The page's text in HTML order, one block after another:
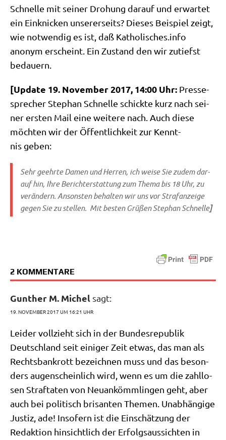
Schnel­le mit sei­ner Dro­hung dar­auf und erwar­tet
ein Ein­knicken unse­rer­seits? Die­ses Bei­spiel zeigt,
wie not­wen­dig es ist, daß Katho​li​sches​.info
anonym erscheint. Ein Zustand den wir zutiefst
bedauern.
[Update 19. Novem­ber 2017, 14:00 Uhr: Pres­se­
spre­cher Ste­phan Schnel­le schick­te kurz nach sei­
ner ersten Mail eine wei­te­re nach. Auch die­se
möch­ten wir der Öffent­lich­keit zur Kennt­
nis geben:
Sehr geehr­te Damen und Her­ren, ich wei­se Sie zudem dar­
auf hin, Ihre Bericht­erstat­tung zum The­ma bis 18 Uhr, zu
ver­än­dern. Anson­sten behal­ten wir uns vor Straf­an­zei­ge
gegen Sie zu stel­len. Mit besten Grü­ßen Ste­phan Schnel­le]
2 KOMMENTARE
Gunther M. Michel sagt:
19. NOVEMBER 2017 UM 16:21 UHR
Lei­der voll­zieht sich in der Bun­des­re­pu­blik
Deutsch­land seit eini­ger Zeit etwas, das man als
Rechts­bank­rott bezeich­nen muss und das beson­
ders augen­schein­lich wird, wenn es um die zahl­lo­
sen Straf­ta­ten von Neu­an­kömm­lin­gen geht, aber
auch bei poli­tisch bri­san­ten The­men. Unab­hän­gi­ge
Justiz, ade! Inso­fern ist die Ein­schät­zung der
Redak­ti­on hin­sicht­lich der Erfolgs­aus­sich­ten in